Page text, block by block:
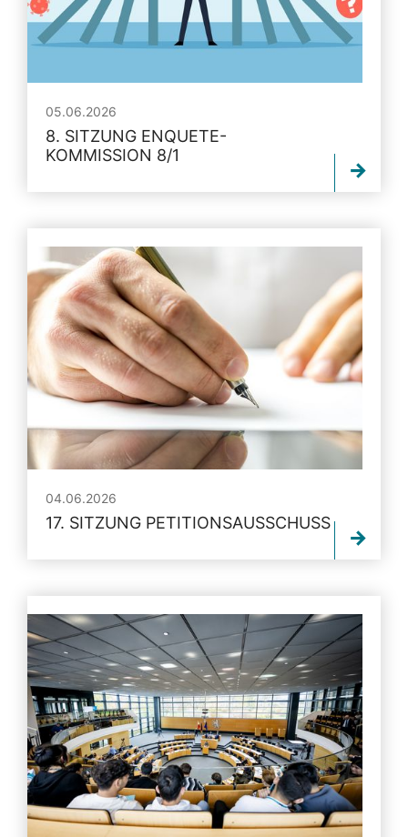
05.06.2026
8. SITZUNG ENQUETE-
KOMMISSION 8/1
04.06.2026
17. SITZUNG PETITIONSAUSSCHUSS